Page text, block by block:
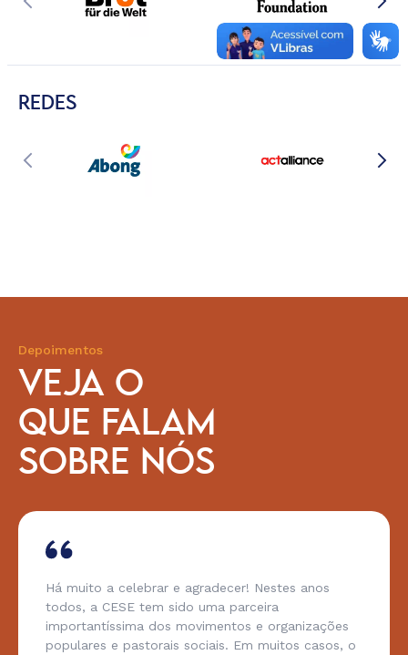
REDES
Depoimentos
VEJA O
QUE FALAM
SOBRE NÓS
Há muito a celebrar e agradecer! Nestes anos
todos, a CESE tem sido uma parceira
importantíssima dos movimentos e organizações
populares e pastorais sociais. Em muitos casos, o